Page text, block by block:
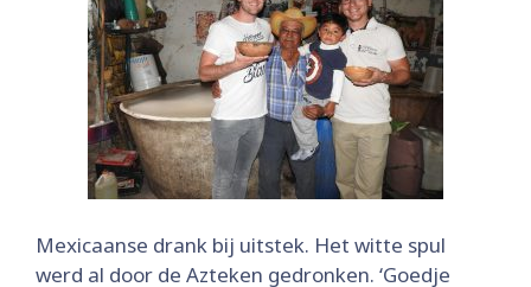
Mexicaanse drank bij uitstek. Het witte spul
werd al door de Azteken gedronken. ‘Goedje